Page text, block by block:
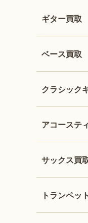
ギター買取
ベース買取
クラシック
アコーステ
サックス買
トランペッ